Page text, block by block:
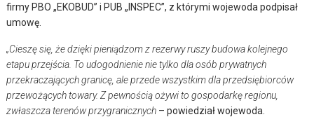
firmy PBO „EKOBUD” i PUB „INSPEC”, z którymi wojewoda podpisał
umowę.
„Cieszę się, że dzięki pieniądzom z rezerwy ruszy budowa kolejnego
etapu przejścia. To udogodnienie nie tylko dla osób prywatnych
przekraczających granicę, ale przede wszystkim dla przedsiębiorców
przewożących towary. Z pewnością ożywi to gospodarkę regionu,
zwłaszcza terenów przygranicznych – powiedział wojewoda.